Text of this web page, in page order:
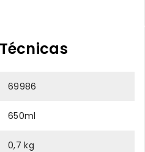
69986
650ml
0,7 kg